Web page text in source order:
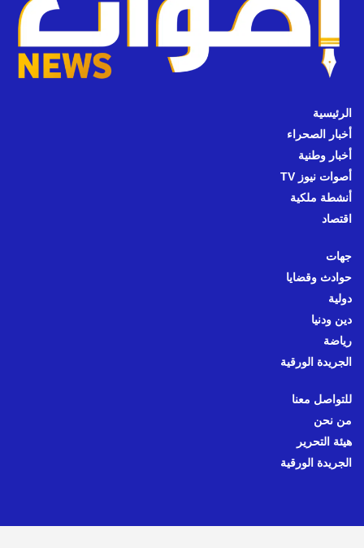
الرئيسية
أخبار الصحراء
أخبار وطنية
أصوات نيوز TV
أنشطة ملكية
اقتصاد
جهات
حوادث وقضايا
دولية
دين ودنيا
رياضة
الجريدة الورقية
للتواصل معنا
من نحن
هيئة التحرير
الجريدة الورقية